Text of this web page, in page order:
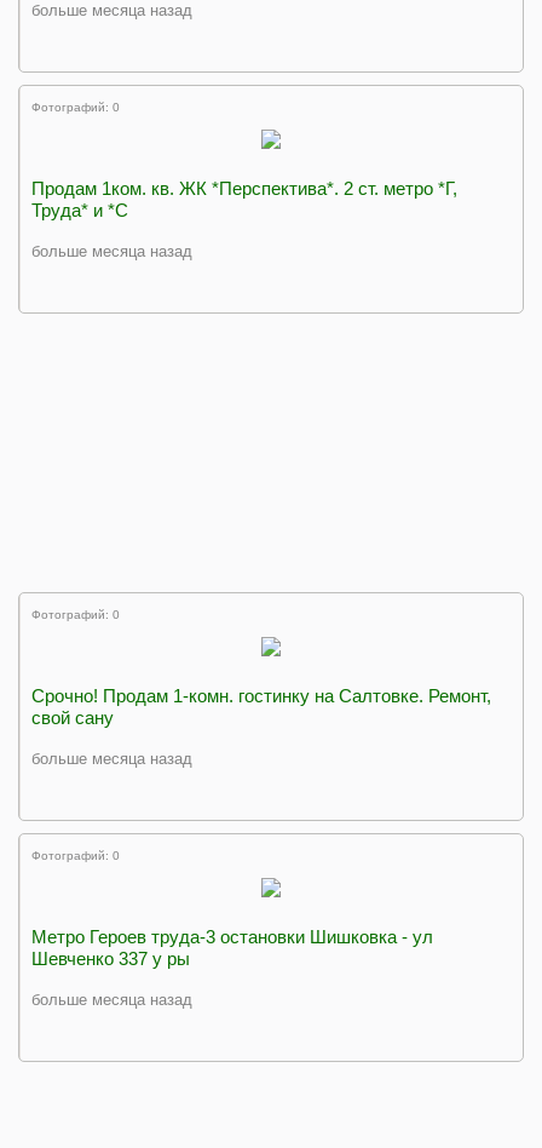
больше месяца назад
Фотографий: 0
Продам 1ком. кв. ЖК *Перспектива*. 2 ст. метро *Г,
Труда* и *С
больше месяца назад
Фотографий: 0
Срочно! Продам 1-комн. гостинку на Салтовке. Ремонт,
свой сану
больше месяца назад
Фотографий: 0
Метро Героев труда-3 остановки Шишковка - ул
Шевченко 337 у ры
больше месяца назад